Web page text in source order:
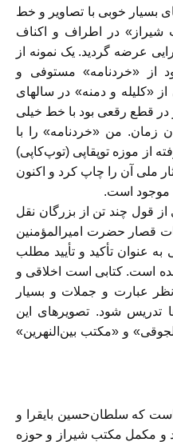
بسيار خوبی با تصاوير و خط
شيراز» در اطراف و اكناف
عرضه گرديد. يک نمونه از
از «خردنامه» مستوفی و
«كليله و دمنه» در سالهای
قطع رقعی بود با خط خيلی
من «خردنامه» را با
از موزه توپقاپی (توپ‌كاپی)
ملی آن را چاپ كرد و اكنون
موجود است.
از قول چند تن از بزرگان نقل
قصار حضرت اميرالمؤمنين
عنوان تأكيد و تأييد مطلب
است. كتابی است اخلاقی و
عبارت و جملات و بسيار
تدريس شود. تصويرهای اين
و «مكتب بين‌النهرين»
كه سلطان‌حسين بايقرا و
و مكمل مكتب شيراز و حوزه